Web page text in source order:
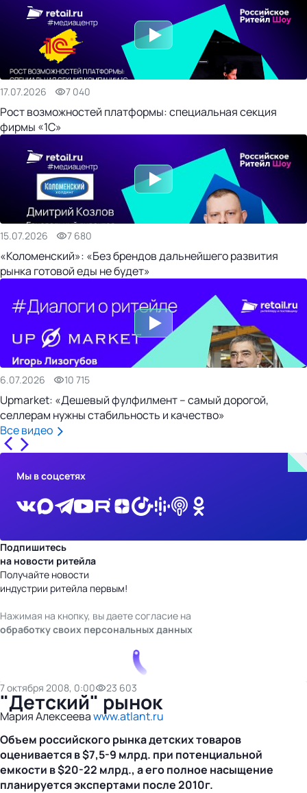
17.07.2026 7 040
Рост возможностей платформы: специальная секция
фирмы «1С»
15.07.2026 7 680
«Коломенский»: «Без брендов дальнейшего развития
рынка готовой еды не будет»
6.07.2026 10 715
Upmarket: «Дешевый фулфилмент – самый дорогой,
селлерам нужны стабильность и качество»
Все видео
Мы в соцсетях
Подпишитесь
на новости ритейла
Получайте новости
индустрии ритейла первым!
Нажимая на кнопку, вы даете согласие на
обработку своих персональных данных
7 октября 2008, 0:00 23 603
"Детский" рынок
Мария Алексееваwww.atlant.ru
Объем российского рынка детских товаров
оценивается в $7,5-9 млрд. при потенциальной
емкости в $20-22 млрд., а его полное насыщение
планируется экспертами после 2010г.